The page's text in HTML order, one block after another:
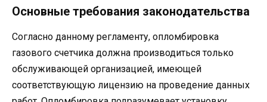
Основные требования законодательства
Согласно данному регламенту, опломбировка
газового счетчика должна производиться только
обслуживающей организацией, имеющей
соответствующую лицензию на проведение данных